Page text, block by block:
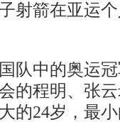
射箭在亚运
中的奥运冠
的程明、张
的24岁，最